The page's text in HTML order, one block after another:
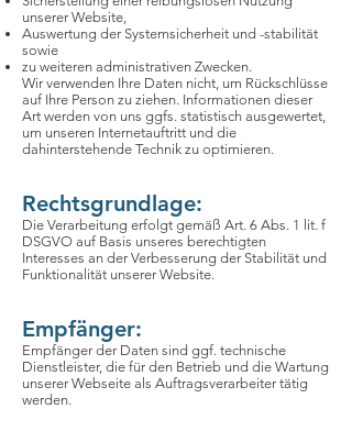
unserer Website,
Auswertung der Systemsicherheit und -stabilität
sowie
zu weiteren administrativen Zwecken.
Wir verwenden Ihre Daten nicht, um Rückschlüsse
auf Ihre Person zu ziehen. Informationen dieser
Art werden von uns ggfs. statistisch ausgewertet,
um unseren Internetauftritt und die
dahinterstehende Technik zu optimieren.
Rechtsgrundlage:
Die Verarbeitung erfolgt gemäß Art. 6 Abs. 1 lit. f
DSGVO auf Basis unseres berechtigten
Interesses an der Verbesserung der Stabilität und
Funktionalität unserer Website.
Empfänger:
Empfänger der Daten sind ggf. technische
Dienstleister, die für den Betrieb und die Wartung
unserer Webseite als Auftragsverarbeiter tätig
werden.